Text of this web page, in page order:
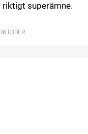
riktigt superämne.